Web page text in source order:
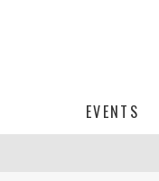
EVENTS